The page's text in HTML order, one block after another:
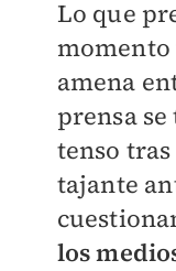
Lo que
amena
prensa
tenso
tajante
los